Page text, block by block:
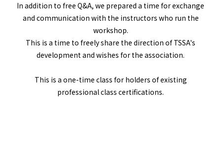
In addition to free Q&A, we prepared a time for exchange
and communication with the instructors who run the
workshop.
This is a time to freely share the direction of TSSA's
development and wishes for the association.
This is a one-time class for holders of existing
professional class certifications.